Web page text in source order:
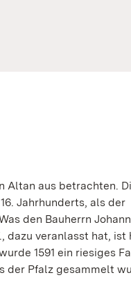
Altan aus betrachten.
Jahrhunderts, als der
den Bauherrn
dazu veranlasst hat, ist
1591 ein riesiges
der Pfalz gesammelt